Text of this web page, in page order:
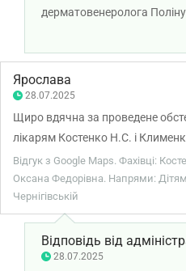
дерматовенеролога
Ярослава
28.07.2025
Щиро вдячна за проведене
лікарям Костенко Н.С. і
Відгук з Google Maps. Фахівці:
Оксана Федорівна. Напрями:
Чернігівській
Відповідь від
28.07.2025